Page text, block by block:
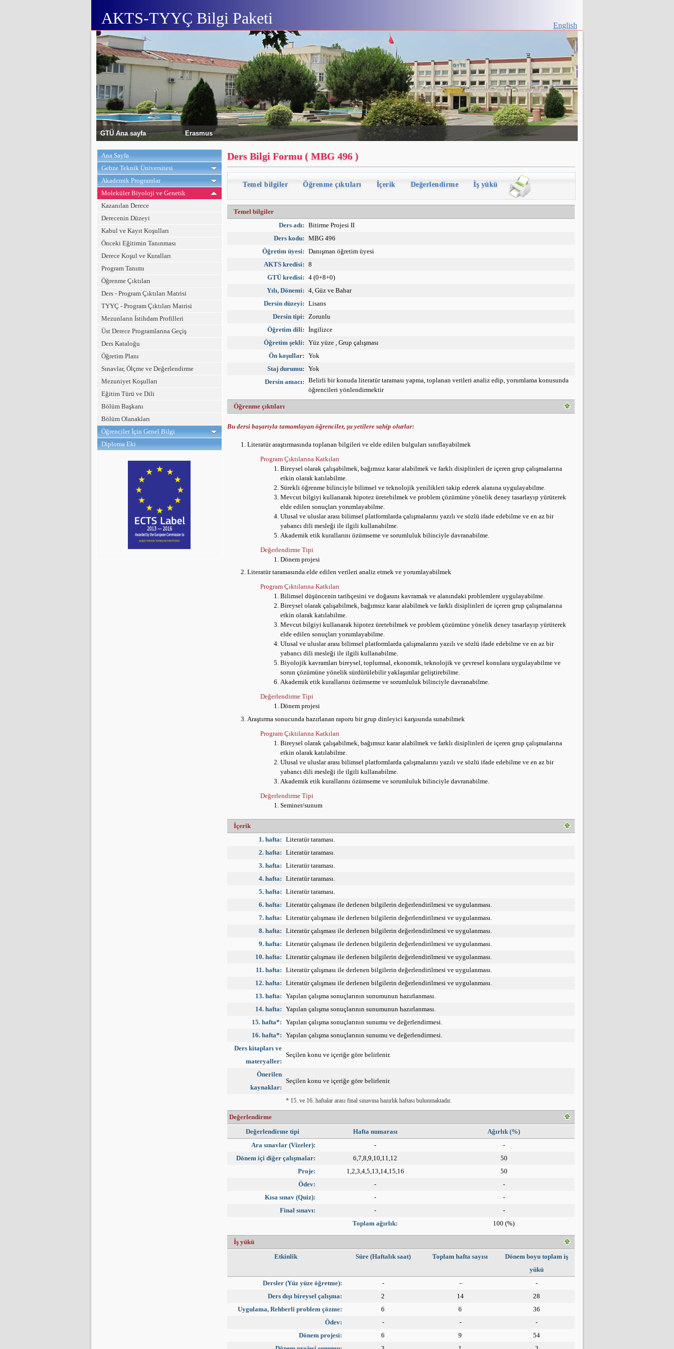
AKTS-TYYÇ Bilgi Paketi English
GTÜ Ana sayfa Erasmus
Ana Sayfa
Gebze Teknik Üniversitesi
Akademik Programlar
Moleküler Biyoloji ve Genetik
Kazanılan Derece
Derecenin Düzeyi
Kabul ve Kayıt Koşulları
Önceki Eğitimin Tanınması
Derece Koşul ve Kuralları
Program Tanımı
Öğrenme Çıktıları
Ders - Program Çıktıları Matrisi
TYYÇ - Program Çıktıları Matrisi
Mezunların İstihdam Profilleri
Üst Derece Programlarına Geçiş
Ders Kataloğu
Öğretim Planı
Sınavlar, Ölçme ve Değerlendirme
Mezuniyet Koşulları
Eğitim Türü ve Dili
Bölüm Başkanı
Bölüm Olanakları
Öğrenciler İçin Genel Bilgi
Diploma Eki
Ders Bilgi Formu ( MBG 496 )
Temel bilgiler Öğrenme çıktıları İçerik Değerlendirme İş yükü
Temel bilgiler
Ders adı: Bitirme Projesi II
Ders kodu: MBG 496
Öğretim üyesi: Danışman öğretim üyesi
AKTS kredisi: 8
GTÜ kredisi: 4 (0+8+0)
Yılı, Dönemi: 4, Güz ve Bahar
Dersin düzeyi: Lisans
Dersin tipi:
Zorunlu
Öğretim dili: İngilizce
Öğretim şekli: Yüz yüze , Grup çalışması
Ön koşullar: Yok
Staj durumu: Yok
Dersin amacı: Belirli bir konuda literatür taraması yapma, toplanan verileri analiz edip, yorumlama konusunda
öğrencileri yönlendirmektir
Öğrenme çıktıları
Bu dersi başarıyla tamamlayan öğrenciler, şu yetilere sahip olurlar:
Literatür araştırmasında toplanan bilgileri ve elde edilen bulguları sınıflayabilmek
Program Çıktılarına Katkıları
Bireysel olarak çalışabilmek, bağımsız karar alabilmek ve farklı disiplinleri de içeren grup çalışmalarına
etkin olarak katılabilme.
Sürekli öğrenme bilinciyle bilimsel ve teknolojik yenilikleri takip ederek alanına uygulayabilme.
Mevcut bilgiyi kullanarak hipotez üretebilmek ve problem çözümüne yönelik deney tasarlayıp yürüterek
elde edilen sonuçları yorumlayabilme.
Ulusal ve uluslar arası bilimsel platformlarda çalışmalarını yazılı ve sözlü ifade edebilme ve en az bir
yabancı dili mesleği ile ilgili kullanabilme.
Akademik etik kurallarını özümseme ve sorumluluk bilinciyle davranabilme.
Değerlendirme Tipi
Dönem projesi
Literatür taramasında elde edilen verileri analiz etmek ve yorumlayabilmek
Program Çıktılarına Katkıları
Bilimsel düşüncenin tarihçesini ve doğasını kavramak ve alanındaki problemlere uygulayabilme.
Bireysel olarak çalışabilmek, bağımsız karar alabilmek ve farklı disiplinleri de içeren grup çalışmalarına
etkin olarak katılabilme.
Mevcut bilgiyi kullanarak hipotez üretebilmek ve problem çözümüne yönelik deney tasarlayıp yürüterek
elde edilen sonuçları yorumlayabilme.
Ulusal ve uluslar arası bilimsel platformlarda çalışmalarını yazılı ve sözlü ifade edebilme ve en az bir
yabancı dili mesleği ile ilgili kullanabilme.
Biyolojik kavramları bireysel, toplumsal, ekonomik, teknolojik ve çevresel konulara uygulayabilme ve
sorun çözümüne yönelik sürdürülebilir yaklaşımlar geliştirebilme.
Akademik etik kurallarını özümseme ve sorumluluk bilinciyle davranabilme.
Değerlendirme Tipi
Dönem projesi
Araştırma sonucunda hazırlanan raporu bir grup dinleyici karşısında sunabilmek
Program Çıktılarına Katkıları
Bireysel olarak çalışabilmek, bağımsız karar alabilmek ve farklı disiplinleri de içeren grup çalışmalarına
etkin olarak katılabilme.
Ulusal ve uluslar arası bilimsel platformlarda çalışmalarını yazılı ve sözlü ifade edebilme ve en az bir
yabancı dili mesleği ile ilgili kullanabilme.
Akademik etik kurallarını özümseme ve sorumluluk bilinciyle davranabilme.
Değerlendirme Tipi
Seminer/sunum
İçerik
1. hafta: Literatür taraması.
2. hafta: Literatür taraması.
3. hafta: Literatür taraması.
4. hafta: Literatür taraması.
5. hafta: Literatür taraması.
6. hafta: Literatür çalışması ile derlenen bilgilerin değerlendirilmesi ve uygulanması.
7. hafta: Literatür çalışması ile derlenen bilgilerin değerlendirilmesi ve uygulanması.
8. hafta: Literatür çalışması ile derlenen bilgilerin değerlendirilmesi ve uygulanması.
9. hafta: Literatür çalışması ile derlenen bilgilerin değerlendirilmesi ve uygulanması.
10. hafta: Literatür çalışması ile derlenen bilgilerin değerlendirilmesi ve uygulanması.
11. hafta: Literatür çalışması ile derlenen bilgilerin değerlendirilmesi ve uygulanması.
12. hafta: Literatür çalışması ile derlenen bilgilerin değerlendirilmesi ve uygulanması.
13. hafta: Yapılan çalışma sonuçlarının sunumunun hazırlanması.
14. hafta: Yapılan çalışma sonuçlarının sunumunun hazırlanması.
15. hafta*: Yapılan çalışma sonuçlarının sunumu ve değerlendirmesi.
16. hafta*: Yapılan çalışma sonuçlarının sunumu ve değerlendirmesi.
Ders kitapları ve
materyaller:
Seçilen konu ve içeriğe göre belirlenir.
Önerilen
kaynaklar:
Seçilen konu ve içeriğe göre belirlenir.
* 15. ve 16. haftalar arası final sınavına hazırlık haftası bulunmaktadır.
Değerlendirme
Değerlendirme tipi
Hafta numarası
Ağırlık (%)
Ara sınavlar (Vizeler):
-
-
Dönem içi diğer çalışmalar:
6,7,8,9,10,11,12
50
Proje:
1,2,3,4,5,13,14,15,16
50
Ödev:
-
-
Kısa sınav (Quiz):
-
-
Final sınavı:
-
-
Toplam ağırlık:
100 (%)
İş yükü
Etkinlik
Süre (Haftalık saat) Toplam hafta sayısı
Dönem boyu toplam iş
yükü
Dersler (Yüz yüze öğretme):
- -
-
Ders dışı bireysel çalışma:
2 14
28
Uygulama, Rehberli problem çözme:
6 6
36
Ödev:
- -
-
Dönem projesi:
6 9
54